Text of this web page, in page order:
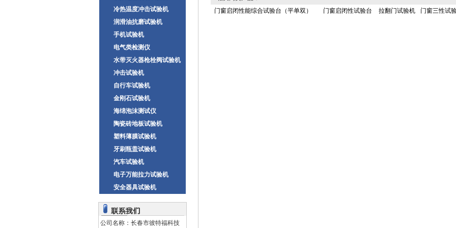
冷热温度冲击试验机
润滑油抗磨试验机
手机试验机
电气类检测仪
水带灭火器枪栓阀试验机
冲击试验机
自行车试验机
金刚石试验机
海绵泡沫测试仪
陶瓷砖地板试验机
塑料薄膜试验机
牙刷瓶盖试验机
汽车试验机
电子万能拉力试验机
安全器具试验机
公司名称：长春市彼特福科技
门窗启闭性能综合试验台（平单双）
门窗启闭性试验台 拉翻门试验机 门窗三性试